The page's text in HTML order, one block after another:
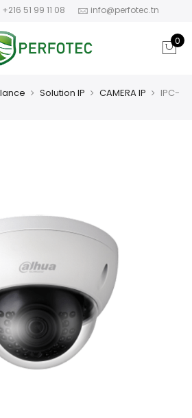
51 99 11 08 info@perfotec.tn
0
Solution IP CAMERA IP IPC-